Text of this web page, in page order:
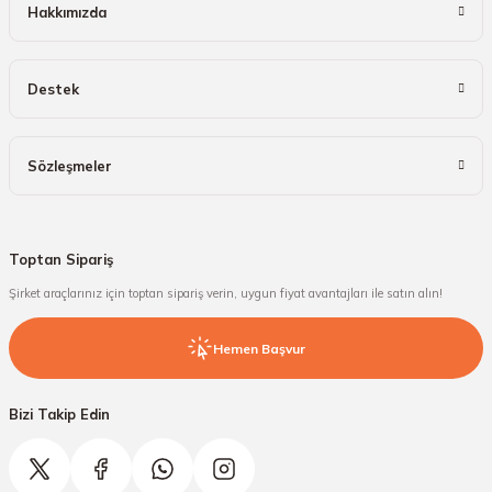
Hakkımızda
Destek
Sözleşmeler
Toptan Sipariş
Şirket araçlarınız için toptan sipariş verin, uygun fiyat avantajları ile satın alın!
Hemen Başvur
Bizi Takip Edin